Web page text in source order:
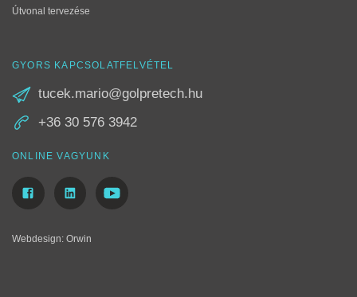
Útvonal tervezése
GYORS KAPCSOLATFELVÉTEL
tucek.mario@golpretech.hu
+36 30 576 3942
ONLINE VAGYUNK
Webdesign: Orwin